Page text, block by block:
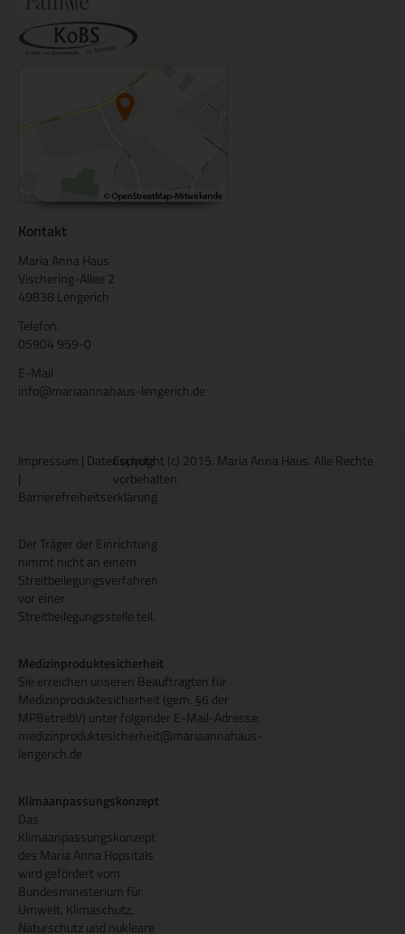
Kontakt
Maria Anna Haus
Vischering-Allee 2
49838 Lengerich
Telefon:
05904 959-0
E-Mail
info@mariaannahaus-lengerich.de
Impressum | Datenschutz
|
Barrierefreiheitserklärung
Der Träger der Einrichtung
nimmt nicht an einem
Streitbeilegungsverfahren
vor einer
Streitbeilegungsstelle teil.
Medizinproduktesicherheit
Sie erreichen unseren Beauftragten für
Medizinproduktesicherheit (gem. §6 der
MPBetreibV) unter folgender E-Mail-Adresse:
medizinproduktesicherheit@mariaannahaus-
lengerich.de
Klimaanpassungskonzept
Das
Klimaanpassungskonzept
des Maria Anna Hopsitals
wird gefördert vom
Bundesministerium für
Umwelt, Klimaschutz,
Naturschutz und nukleare
Copyright (c) 2015. Maria Anna Haus. Alle Rechte
vorbehalten.